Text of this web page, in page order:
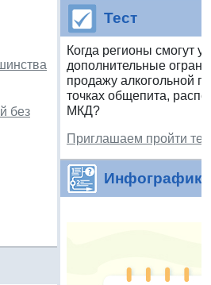
без
Тест
Когда регионы смогут
дополнительные
продажу алкогольной
точках общепита,
МКД?
Приглашаем пройти
Инфографика